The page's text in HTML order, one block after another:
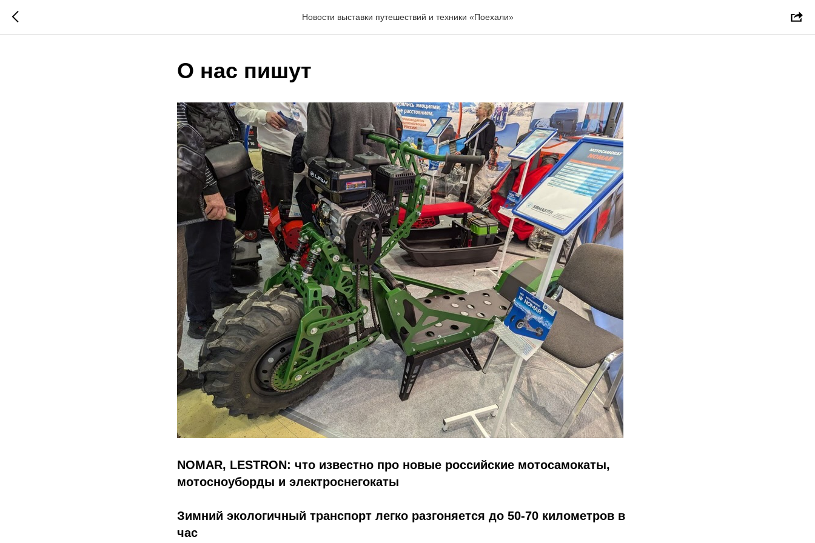
Новости выставки путешествий и техники «Поехали»
О нас пишут
NOMAR, LESTRON: что известно про новые российские мотосамокаты,
мотосноуборды и электроснегокаты
Зимний экологичный транспорт легко разгоняется до 50-70 километров в
час